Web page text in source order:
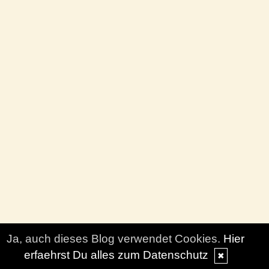
Ja, auch dieses Blog verwendet Cookies. Hier
erfaehrst Du alles zum Datenschutz
✖